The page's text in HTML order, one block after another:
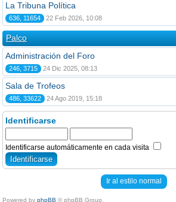
La Tribuna Política
636, 11654 22 Feb 2026, 10:08
Palco
Administración del Foro
246, 3715 24 Dic 2025, 08:13
Sala de Trofeos
486, 33622 24 Ago 2019, 15:18
Identificarse
Identificarse automáticamente en cada visita
Ir al estilo normal
Powered by phpBB © phpBB Group.